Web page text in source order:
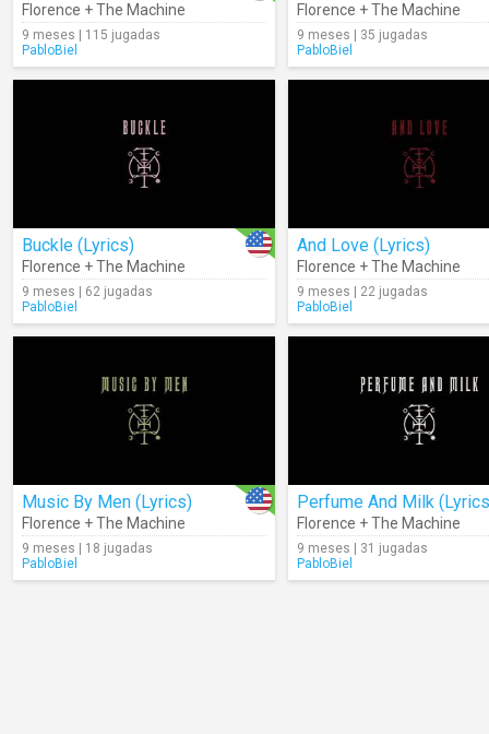
Florence + The Machine
9 meses | 115 jugadas
PabloBiel
Florence + The Machine
9 meses | 35 jugadas
PabloBiel
Buckle (Lyrics)
Florence + The Machine
9 meses | 62 jugadas
PabloBiel
And Love (Lyrics)
Florence + The Machine
9 meses | 22 jugadas
PabloBiel
Music By Men (Lyrics)
Florence + The Machine
9 meses | 18 jugadas
PabloBiel
Perfume And Milk
Florence + The Machine
9 meses | 31 jugadas
PabloBiel